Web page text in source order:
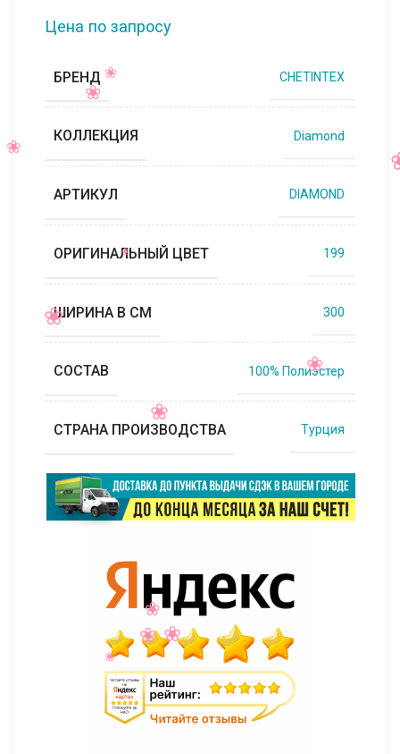
Цена по запросу
БРЕНД CHETINTEX
КОЛЛЕКЦИЯ Diamond
АРТИКУЛ DIAMOND
ОРИГИНАЛЬНЫЙ ЦВЕТ 199
ШИРИНА В СМ 300
СОСТАВ 100% Полиэстер
СТРАНА ПРОИЗВОДСТВА Турция